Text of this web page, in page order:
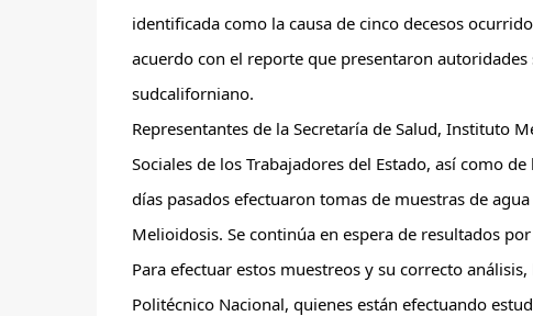
identificada como la causa de cinco decesos
acuerdo con el reporte que presentaron
sudcaliforniano.
Representantes de la Secretaría de Salud, Instituto
Sociales de los Trabajadores del Estado, así como
días pasados efectuaron tomas de muestras de
Melioidosis. Se continúa en espera de resultados
Para efectuar estos muestreos y su correcto
Politécnico Nacional, quienes están efectuando